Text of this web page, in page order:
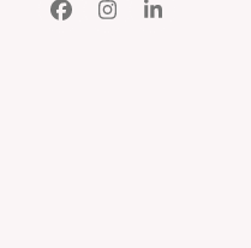
FacebookInstagramLinkedIn